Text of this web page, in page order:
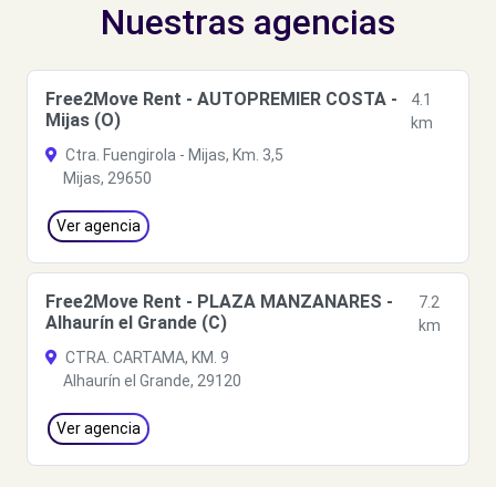
Nuestras agencias
Free2Move Rent - AUTOPREMIER COSTA -
Mijas (O)
4.1
km
Ctra. Fuengirola - Mijas, Km. 3,5
Mijas, 29650
Ver agencia
Free2Move Rent - PLAZA MANZANARES -
Alhaurín el Grande (C)
7.2
km
CTRA. CARTAMA, KM. 9
Alhaurín el Grande, 29120
Ver agencia